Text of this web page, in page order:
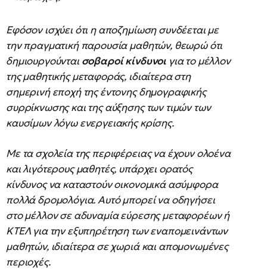
Εφόσον ισχύει ότι η αποζημίωση συνδέεται με
την πραγματική παρουσία μαθητών, θεωρώ ότι
δημιουργούνται σοβαροί κίνδυνοι για το μέλλον
της μαθητικής μεταφοράς, ιδιαίτερα στη
σημερινή εποχή της έντονης δημογραφικής
συρρίκνωσης και της αύξησης των τιμών των
καυσίμων λόγω ενεργειακής κρίσης.
Με τα σχολεία της περιφέρειας να έχουν ολοένα
και λιγότερους μαθητές, υπάρχει ορατός
κίνδυνος να καταστούν οικονομικά ασύμφορα
πολλά δρομολόγια. Αυτό μπορεί να οδηγήσει
στο μέλλον σε αδυναμία εύρεσης μεταφορέων ή
ΚΤΕΛ για την εξυπηρέτηση των εναπομεινάντων
μαθητών, ιδιαίτερα σε χωριά και απομονωμένες
περιοχές.